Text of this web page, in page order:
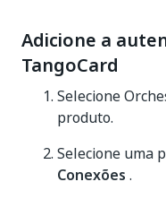
Adicione a
TangoCard
Selecione
produto.
Selecione uma
Conexões .